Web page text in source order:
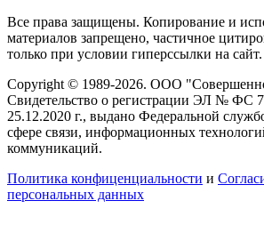
Все права защищены. Копирование и
материалов запрещено, частичное
только при условии гиперссылки на сайт.
Copyright © 1989-2026. ООО
Свидетельство о регистрации ЭЛ № ФС
25.12.2020 г., выдано Федеральной
сфере связи, информационных
коммуникаций.
Политика конфиценциальности и
персональных данных